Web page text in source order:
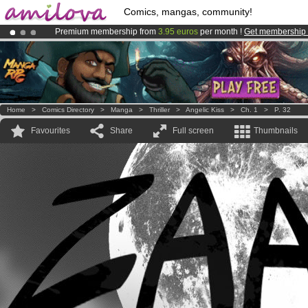
Comics, mangas, community!
Premium membership from 3.95 euros per month ! Get membership
Already 100000membersand 1000comics & mangas!.
AmilovaKickstarter is now LIVE!.
Home > Comics Directory > Manga > Thriller > Angelic Kiss > Ch. 1 > P. 32
Favourites Share Full screen Thumbnails